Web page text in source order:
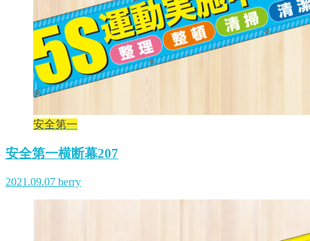
安全第一
安全第一横断幕207
2021.09.07 berry